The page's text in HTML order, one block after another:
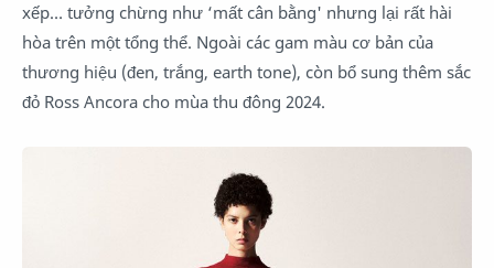
xếp… tưởng chừng như ‘mất cân bằng' nhưng lại rất hài
hòa trên một tổng thể. Ngoài các gam màu cơ bản của
thương hiệu (đen, trắng, earth tone), còn bổ sung thêm sắc
đỏ Ross Ancora cho mùa thu đông 2024.